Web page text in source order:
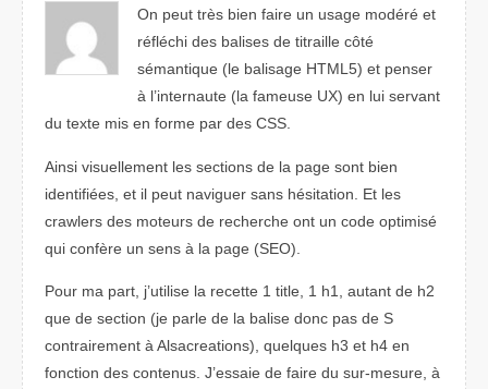
On peut très bien faire un usage modéré et
réfléchi des balises de titraille côté
sémantique (le balisage HTML5) et penser
à l’internaute (la fameuse UX) en lui servant
du texte mis en forme par des CSS.
Ainsi visuellement les sections de la page sont bien
identifiées, et il peut naviguer sans hésitation. Et les
crawlers des moteurs de recherche ont un code optimisé
qui confère un sens à la page (SEO).
Pour ma part, j’utilise la recette 1 title, 1 h1, autant de h2
que de section (je parle de la balise donc pas de S
contrairement à Alsacreations), quelques h3 et h4 en
fonction des contenus. J’essaie de faire du sur-mesure, à